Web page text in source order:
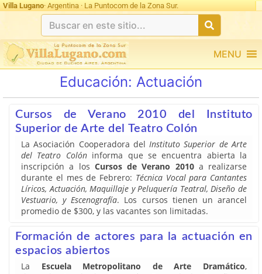
Villa Lugano· Argentina · La Puntocom de la Zona Sur.
MENU
Educación: Actuación
Cursos de Verano 2010 del Instituto
Superior de Arte del Teatro Colón
La Asociación Cooperadora delInstituto Superior de Arte
del Teatro Colóninforma que se encuentra abierta la
inscripción a los Cursos de Verano 2010a realizarse
durante el mes de Febrero: Técnica Vocal para Cantantes
Líricos, Actuación, Maquillaje y Peluquería Teatral, Diseño de
Vestuario, y Escenografía. Los cursos tienen un arancel
promedio de $300, y las vacantes son limitadas.
Formación de actores para la actuación en
espacios abiertos
La Escuela Metropolitano de Arte Dramático,